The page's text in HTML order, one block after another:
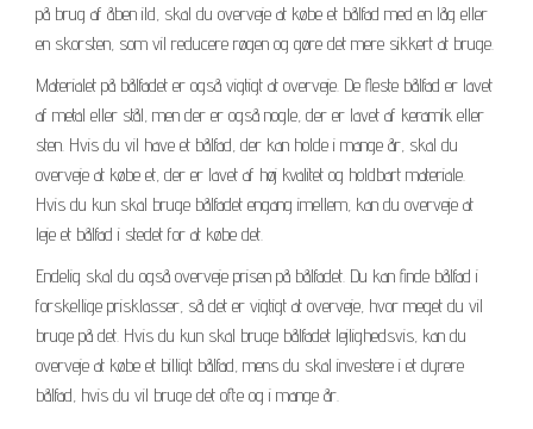
på brug af åben ild, skal du overveje at købe et bålfad med en låg eller
en skorsten, som vil reducere røgen og gøre det mere sikkert at bruge.
Materialet på bålfadet er også vigtigt at overveje. De fleste bålfad er lavet
af metal eller stål, men der er også nogle, der er lavet af keramik eller
sten. Hvis du vil have et bålfad, der kan holde i mange år, skal du
overveje at købe et, der er lavet af høj kvalitet og holdbart materiale.
Hvis du kun skal bruge bålfadet engang imellem, kan du overveje at
leje et bålfad i stedet for at købe det.
Endelig skal du også overveje prisen på bålfadet. Du kan finde bålfad i
forskellige prisklasser, så det er vigtigt at overveje, hvor meget du vil
bruge på det. Hvis du kun skal bruge bålfadet lejlighedsvis, kan du
overveje at købe et billigt bålfad, mens du skal investere i et dyrere
bålfad, hvis du vil bruge det ofte og i mange år.